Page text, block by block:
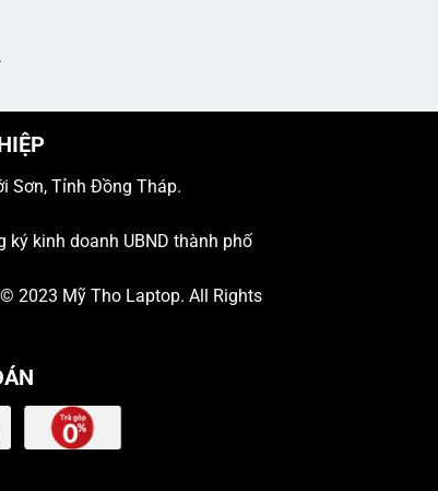
Sơn, Tỉnh Đồng Tháp.
kinh doanh UBND thành phố
© 2023 Mỹ Tho Laptop. All Rights